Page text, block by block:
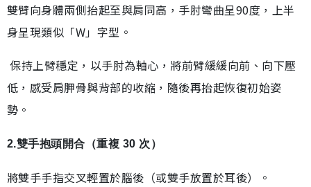
雙臂向身體兩側抬起至與肩同高，手肘彎曲呈90度，上半
身呈現類似「W」字型。
保持上臂穩定，以手肘為軸心，將前臂緩緩向前、向下壓
低，感受肩胛骨與背部的收縮，隨後再抬起恢復初始姿
勢。
2.雙手抱頭開合（重複 30 次）
將雙手手指交叉輕置於腦後（或雙手放置於耳後）。